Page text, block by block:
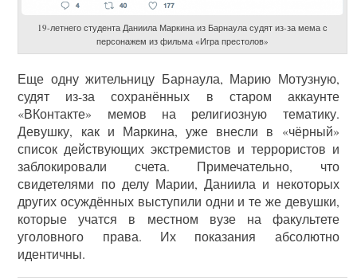
19-летнего студента Даниила Маркина из Барнаула судят из-за мема с
персонажем из фильма «Игра престолов»
Еще одну жительницу Барнаула, Марию Мотузную,
судят из-за сохранённых в старом аккаунте
«ВКонтакте» мемов на религиозную тематику.
Девушку, как и Маркина, уже внесли в «чёрный»
список действующих экстремистов и террористов и
заблокировали счета. Примечательно, что
свидетелями по делу Марии, Даниила и некоторых
других осуждённых выступили одни и те же девушки,
которые учатся в местном вузе на факультете
уголовного права. Их показания абсолютно
идентичны.